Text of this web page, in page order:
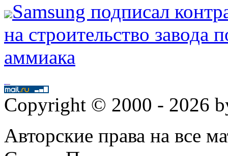
Samsung подписал
на строительство завода
аммиака
Copyright © 2000 - 2026
Авторские права на все